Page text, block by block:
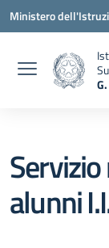
Vai ai contenuti
Vai al menu di
Vai al footer
Ministero
alunni